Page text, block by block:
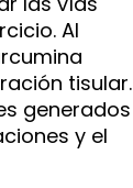
Al
tisular.
generados
y el